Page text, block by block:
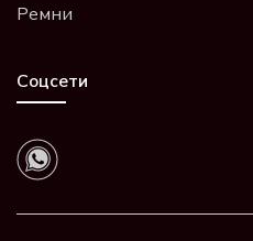
Ремни
Соцсети